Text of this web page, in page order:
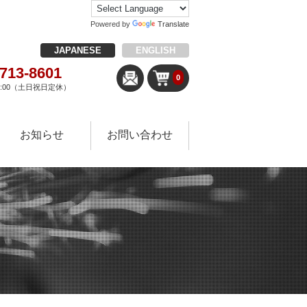
Powered by Translate
JAPANESE ENGLISH
8601
（土日祝日定休）
0
お知らせ お問い合わせ